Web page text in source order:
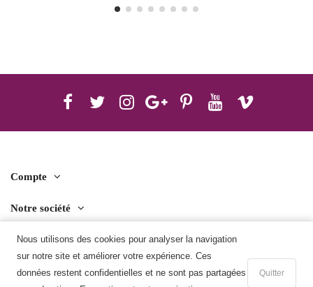
Nous utilisons des cookies pour analyser la navigation
sur notre site et améliorer votre expérience. Ces
données restent confidentielles et ne sont pas partagées
Quitter
Compte
Notre société
Contact us
Télécharger l'application mobile